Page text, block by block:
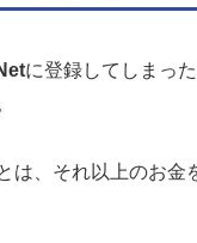
に登録してしまっ
は、それ以上のお金